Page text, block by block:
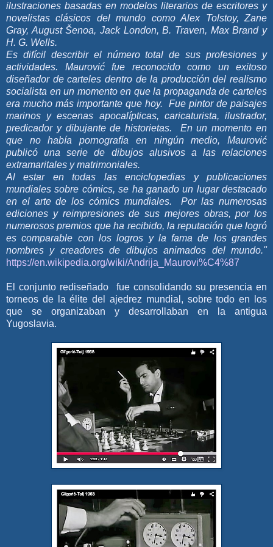
ilustraciones basadas en modelos literarios de escritores y
novelistas clásicos del mundo como Alex Tolstoy, Zane
Gray, August Šenoa, Jack London, B. Traven, Max Brand y
H. G. Wells.
Es difícil describir el número total de sus profesiones y
actividades. Maurović fue reconocido como un exitoso
diseñador de carteles dentro de la producción del realismo
socialista en un momento en que la propaganda de carteles
era mucho más importante que hoy. Fue pintor de paisajes
marinos y escenas apocalípticas, caricaturista, ilustrador,
predicador y dibujante de historietas. En un momento en
que no había pornografía en ningún medio, Maurović
publicó una serie de dibujos alusivos a las relaciones
extramaritales y matrimoniales.
Al estar en todas las enciclopedias y publicaciones
mundiales sobre cómics, se ha ganado un lugar destacado
en el arte de los cómics mundiales. Por las numerosas
ediciones y reimpresiones de sus mejores obras, por los
numerosos premios que ha recibido, la reputación que logró
es comparable con los logros y la fama de los grandes
nombres y creadores de dibujos animados del mundo."
https://en.wikipedia.org/wiki/Andrija_Maurovi%C4%87
El conjunto rediseñado fue consolidando su presencia en
torneos de la élite del ajedrez mundial, sobre todo en los
que se organizaban y desarrollaban en la antigua
Yugoslavia.